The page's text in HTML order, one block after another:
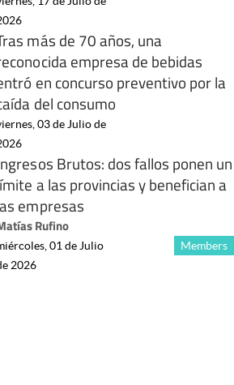
más de 70 años, una
empresa de bebidas
en concurso preventivo por la
del consumo
03 de Julio de
Brutos: dos fallos ponen un
a las provincias y benefician a
empresas
Rufino
Members
01 de Julio
2026